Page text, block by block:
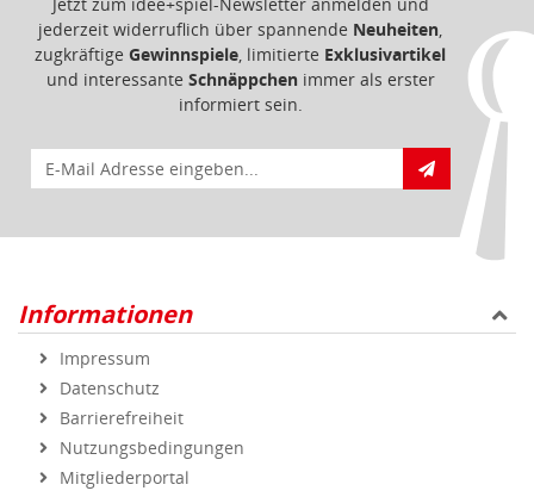
jederzeit widerruflich über spannende Neuheiten,
zugkräftige Gewinnspiele, limitierte Exklusivartikel
und interessante Schnäppchenimmer als erster
informiert sein.
E-Mail für Newsletteranmeldung
Informationen
Impressum
Datenschutz
Barrierefreiheit
Nutzungsbedingungen
Mitgliederportal